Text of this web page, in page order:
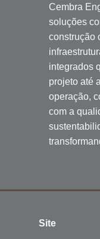
Cembra
soluções
construção
integrados
projeto até
operação,
com a
Site